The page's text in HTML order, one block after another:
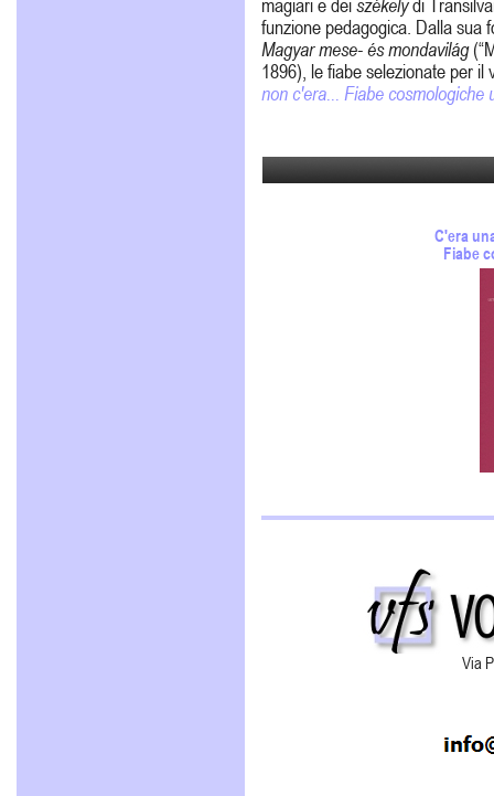
funzione pedagogica. Dalla sua
Magyar mese- és mondavilág
1896), le fiabe selezionate per
non c'era... Fiabe cosmologiche
C'era
Fiabe
Via